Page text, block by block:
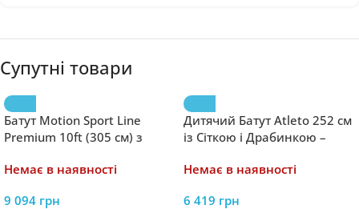
Супутні товари
Батут Motion Sport Line
Premium 10ft (305 см) з
Комфорт та Надійність
Немає в наявності
9 094 грн
Дитячий Батут Atleto 252 см
із Сіткою і Драбинкою –
Малюків
Немає в наявності
6 419 грн